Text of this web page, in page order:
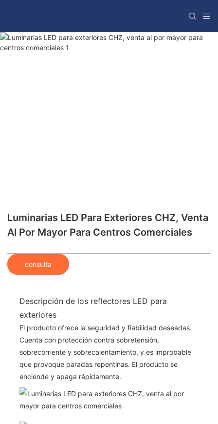
Luminarias LED Para Exteriores CHZ, Venta
Al Por Mayor Para Centros Comerciales
consulta
Descripción de los reflectores LED para
exteriores
El producto ofrece la seguridad y fiabilidad deseadas.
Cuenta con protección contra sobretensión,
sobrecorriente y sobrecalentamiento, y es improbable
que provoque paradas repentinas. El producto se
enciende y apaga rápidamente.